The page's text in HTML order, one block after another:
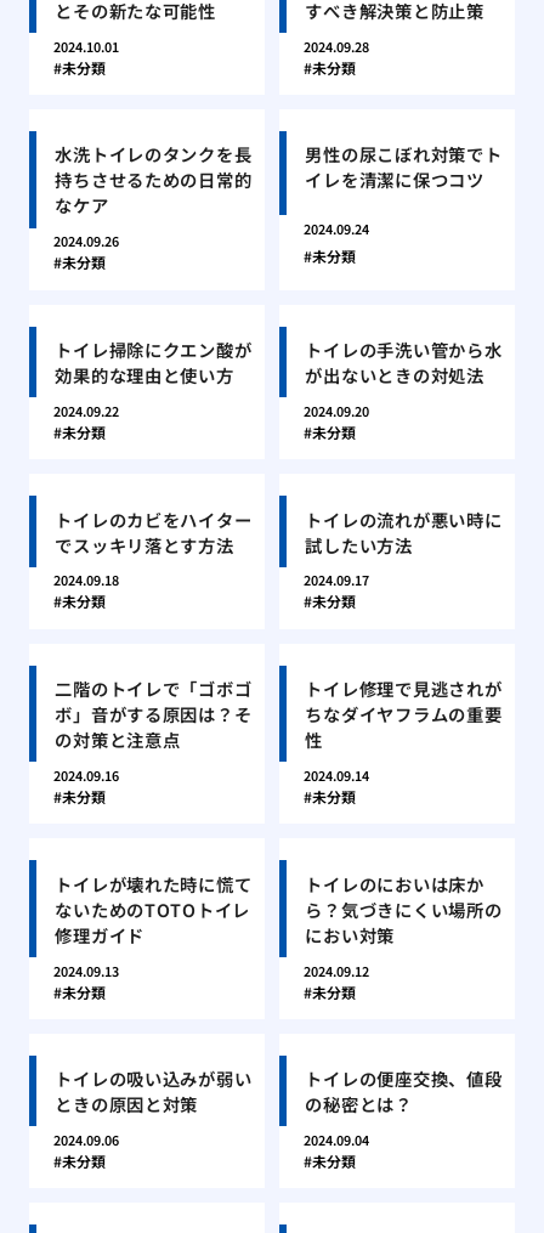
とその新たな可能性
2024.10.01
未分類
すべき解決策と防止策
2024.09.28
未分類
水洗トイレのタンクを長
持ちさせるための日常的
なケア
2024.09.26
未分類
男性の尿こぼれ対策でト
イレを清潔に保つコツ
2024.09.24
未分類
トイレ掃除にクエン酸が
効果的な理由と使い方
2024.09.22
未分類
トイレの手洗い管から水
が出ないときの対処法
2024.09.20
未分類
トイレのカビをハイター
でスッキリ落とす方法
2024.09.18
未分類
トイレの流れが悪い時に
試したい方法
2024.09.17
未分類
二階のトイレで「ゴボゴ
ボ」音がする原因は？そ
の対策と注意点
2024.09.16
未分類
トイレ修理で見逃されが
ちなダイヤフラムの重要
性
2024.09.14
未分類
トイレが壊れた時に慌て
ないためのTOTOトイレ
修理ガイド
2024.09.13
未分類
トイレのにおいは床か
ら？気づきにくい場所の
におい対策
2024.09.12
未分類
トイレの吸い込みが弱い
ときの原因と対策
2024.09.06
未分類
トイレの便座交換、値段
の秘密とは？
2024.09.04
未分類